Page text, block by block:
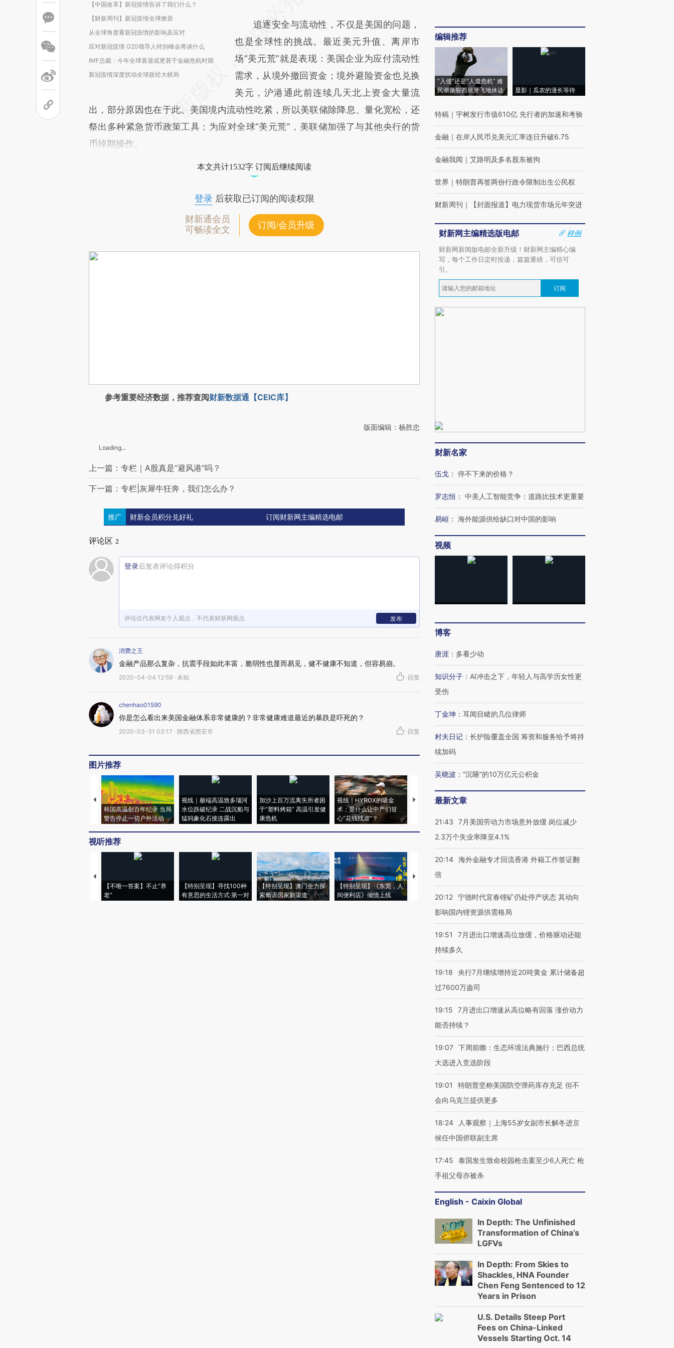
【中国改革】新冠疫情告诉了我们什么？
【财新周刊】新冠疫情全球燎原
从全球角度看新冠疫情的影响及应对
应对新冠疫情 G20领导人特别峰会将谈什么
IMF总裁：今年全球衰退或更甚于金融危机时期
新冠疫情深度扰动全球政经大棋局
追逐安全与流动性，不仅是美国的问题，
也是全球性的挑战。最近美元升值、离岸市
场“美元荒”就是表现：美国企业为应付流动性
需求，从境外撤回资金；境外避险资金也兑换
美元，沪港通此前连续几天北上资金大量流
出，部分原因也在于此。美国境内流动性吃紧，所以美联储除降息、量化宽松，还
祭出多种紧急货币政策工具；为应对全球“美元荒”，美联储加强了与其他央行的货
币掉期操作。
本文共计1532字 订阅后继续阅读
登录后获取已订阅的阅读权限
财新通会员
可畅读全文
订阅/会员升级
参考重要经济数据，推荐查阅财新数据通【CEIC库】
版面编辑：杨胜忠
Loading...
上一篇：专栏｜A股真是“避风港”吗？
下一篇：专栏|灰犀牛狂奔，我们怎么办？
推广 财新会员积分兑好礼 订阅财新网主编精选电邮
评论区 2
登录后发表评论得积分
评论仅代表网友个人观点，不代表财新网观点 发布
消费之王
金融产品那么复杂，抗震手段如此丰富，脆弱性也显而易见，健不健康不知道，但容易崩。
2020-04-04 12:59 · 未知 · 回复
chenhao01590
你是怎么看出来美国金融体系非常健康的？非常健康难道最近的暴跌是吓死的？
2020-03-31 03:17 · 陕西省西安市 · 回复
图片推荐
韩国高温创百年纪录 当局
警告停止一切户外活动
视线｜极端高温致多瑙河
水位跌破纪录 二战沉船与
猛犸象化石接连露出
加沙上百万流离失所者困
于“塑料烤箱” 高温引发健
康危机
视线｜HYROX的吸金
术：是什么让中产们甘
心“花钱找虐”？
马航飞行员跨国走私7万
育部长拱下台
飞地休达
视听推荐
【不唯一答案】不止“养
老”
【特别呈现】寻找100种
有意思的生活方式·第一对
【特别呈现】澳门全力探
索葡语国家新渠道
【特别呈现】《东莞，人
间便利店》倾情上线
【推广】走进第四届链博
会，让数智科技“链”接产
【特别呈现】寻找100种
有意思的生活方式·第三对
CFO：不靠规模取胜，华
住三大增长引擎是什么？
编辑推荐
“入侵”还是“人道危机” 难
民潮撕裂西班牙飞地休达
显影｜瓜农的漫长等待
特稿 ｜ 宇树发行市值610亿 先行者的加速和考验
金融 ｜ 在岸人民币兑美元汇率连日升破6.75
金融我闻 ｜ 艾路明及多名股东被拘
世界 ｜ 特朗普再签两份行政令限制出生公民权
财新周刊 ｜ 【封面报道】电力现货市场元年突进
财新网主编精选版电邮
样例
财新网新闻版电邮全新升级！财新网主编精心编
写，每个工作日定时投递，篇篇重磅，可信可
引。
订阅
财新名家
伍戈 ： 停不下来的价格？
罗志恒 ： 中美人工智能竞争：道路比技术更重要
易峘 ： 海外能源供给缺口对中国的影响
视频
博客
唐涯 ： 多看少动
知识分子 ： AI冲击之下，年轻人与高学历女性更
受伤
丁金坤 ： 耳闻目睹的几位律师
村夫日记 ： 长护险覆盖全国 筹资和服务给予将持
续加码
吴晓波 ： “沉睡”的10万亿元公积金
最新文章
21:43
7月美国劳动力市场意外放缓 岗位减少
2.3万个失业率降至4.1%
20:14 海外金融专才回流香港 外籍工作签证翻
倍
20:12 宁德时代宜春锂矿仍处停产状态 其动向
影响国内锂资源供需格局
19:51
7月进出口增速高位放缓，价格驱动还能
持续多久
19:18
央行7月继续增持近20吨黄金 累计储备超
过7600万盎司
19:15
7月进出口增速从高位略有回落 涨价动力
能否持续？
19:07 下周前瞻：生态环境法典施行；巴西总统
大选进入竞选阶段
19:01
特朗普坚称美国防空弹药库存充足 但不
会向乌克兰提供更多
18:24
人事观察｜上海55岁女副市长解冬进京
候任中国侨联副主席
17:45
泰国发生致命校园枪击案至少6人死亡 枪
手祖父母亦被杀
English - Caixin Global
In Depth: The Unfinished
Transformation of China’s
LGFVs
In Depth: From Skies to
Shackles, HNA Founder
Chen Feng Sentenced to 12
Years in Prison
U.S. Details Steep Port
Fees on China-Linked
Vessels Starting Oct. 14